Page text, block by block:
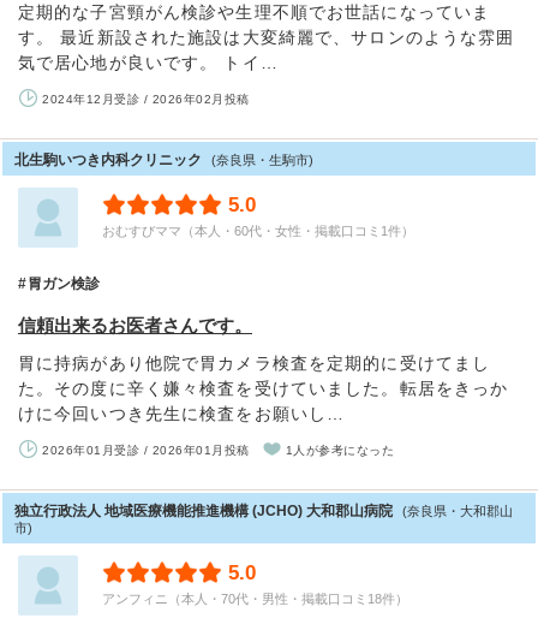
定期的な子宮頸がん検診や生理不順でお世話になっていま
す。 最近新設された施設は大変綺麗で、サロンのような雰囲
気で居心地が良いです。 トイ…
2024年12月受診 / 2026年02月投稿
北生駒いつき内科クリニック (奈良県・生駒市)
5.0
おむすびママ（本人・60代・女性・掲載口コミ1件）
胃ガン検診
信頼出来るお医者さんです。
胃に持病があり他院で胃カメラ検査を定期的に受けてまし
た。その度に辛く嫌々検査を受けていました。転居をきっか
けに今回いつき先生に検査をお願いし…
2026年01月受診 / 2026年01月投稿 1人が参考になった
独立行政法人 地域医療機能推進機構 (JCHO) 大和郡山病院
(奈良県・大和郡山
市)
5.0
アンフィニ（本人・70代・男性・掲載口コミ18件）